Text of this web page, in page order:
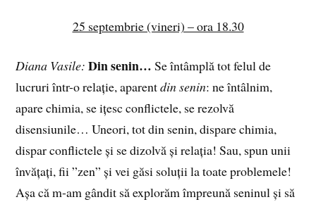
25 septembrie (vineri) – ora 18.30
Diana Vasile:Din senin…Se întâmplă tot felul de
lucruri într-o relație, aparentdin senin: ne întâlnim,
apare chimia, se ițesc conflictele, se rezolvă
disensiunile… Uneori, tot din senin, dispare chimia,
dispar conflictele și se dizolvă și relația! Sau, spun unii
învățați, fii ”zen” și vei găsi soluții la toate problemele!
Așa că m-am gândit să explorăm împreună seninul și să